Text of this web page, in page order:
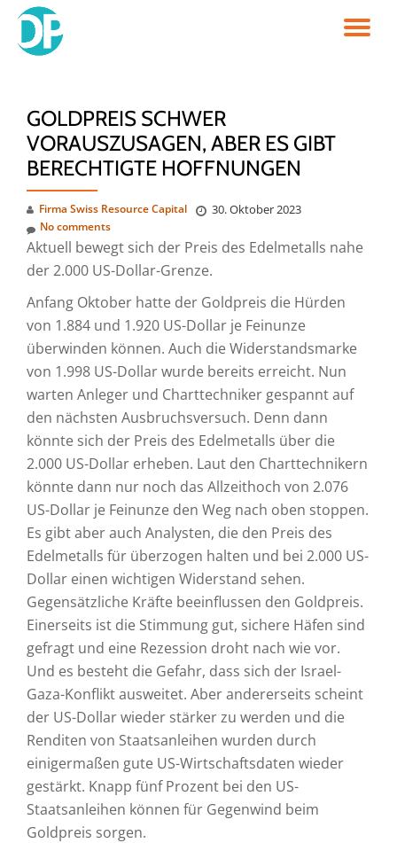
Skip
GOLDPREIS SCHWER
VORAUSZUSAGEN, ABER ES GIBT
BERECHTIGTE HOFFNUNGEN
Firma Swiss Resource Capital 30. Oktober 2023
No comments
Aktuell bewegt sich der Preis des Edelmetalls nahe
der 2.000 US-Dollar-Grenze.
Anfang Oktober hatte der Goldpreis die Hürden
von 1.884 und 1.920 US-Dollar je Feinunze
überwinden können. Auch die Widerstandsmarke
von 1.998 US-Dollar wurde bereits erreicht. Nun
warten Anleger und Charttechniker gespannt auf
den nächsten Ausbruchsversuch. Denn dann
könnte sich der Preis des Edelmetalls über die
2.000 US-Dollar erheben. Laut den Charttechnikern
könnte dann nur noch das Allzeithoch von 2.076
US-Dollar je Feinunze den Weg nach oben stoppen.
Es gibt aber auch Analysten, die den Preis des
Edelmetalls für überzogen halten und bei 2.000 US-
Dollar einen wichtigen Widerstand sehen.
Gegensätzliche Kräfte beeinflussen den Goldpreis.
Einerseits ist die Stimmung gut, sichere Häfen sind
gefragt und eine Rezession droht nach wie vor.
Und es besteht die Gefahr, dass sich der Israel-
Gaza-Konflikt ausweitet. Aber andererseits scheint
der US-Dollar wieder stärker zu werden und die
Renditen von Staatsanleihen wurden durch
einigermaßen gute US-Wirtschaftsdaten wieder
gestärkt. Knapp fünf Prozent bei den US-
Staatsanleihen können für Gegenwind beim
Goldpreis sorgen.